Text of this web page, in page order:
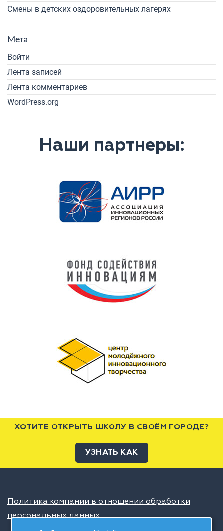
Смены в детских оздоровительных лагерях
Мета
Войти
Лента записей
Лента комментариев
WordPress.org
Наши партнеры:
ХОТИТЕ ОТКРЫТЬ ШКОЛУ В СВОЁМ ГОРОДЕ?
УЗНАТЬ КАК
Политика компании в отношении обработки
персональных данных